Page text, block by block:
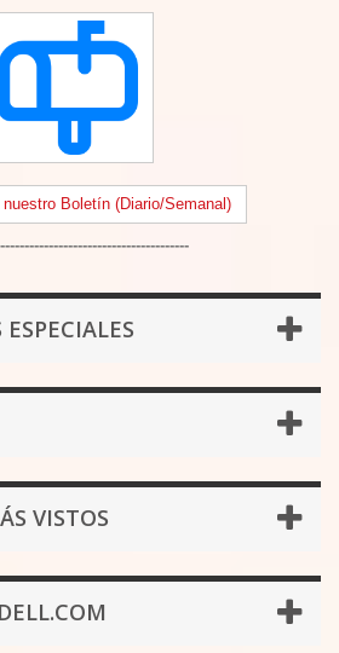
Boletín (Diario/Semanal)
VISTOS